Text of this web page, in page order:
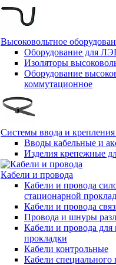
Высоковольтное
Оборудование для
Изоляторы
Оборудование
коммутационное
Системы ввода и крепления
Вводы кабельные и
Изделия крепежные
Кабели и провода
Кабели и провода
стационарной
Кабели и провода
Провода и шнуры
Кабели и провода для
прокладки
Кабели контрольные
Кабели специального